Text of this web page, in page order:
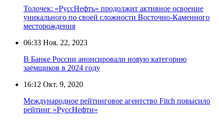
Толочек: «РуссНефть» продолжит активное освоение
уникального по своей сложности Восточно-Каменного
месторождения
06:33 Ноя. 22, 2023
В Банке России анонсировали новую категорию
заёмщиков в 2024 году
16:12 Окт. 9, 2020
Международное рейтинговое агентство Fitch повысило
рейтинг «РуссНефти»